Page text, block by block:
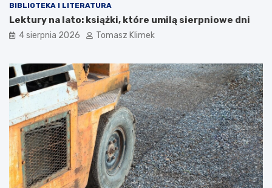
BIBLIOTEKA I LITERATURA
Lektury na lato: książki, które umilą sierpniowe dni
4 sierpnia 2026 Tomasz Klimek